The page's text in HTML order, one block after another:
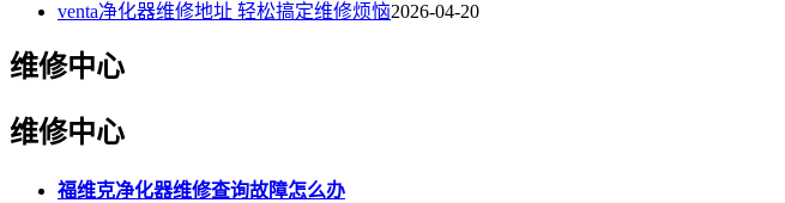
venta净化器维修地址 轻松搞定维修烦恼2026-04-20
维修中心
维修中心
福维克净化器维修查询故障怎么办